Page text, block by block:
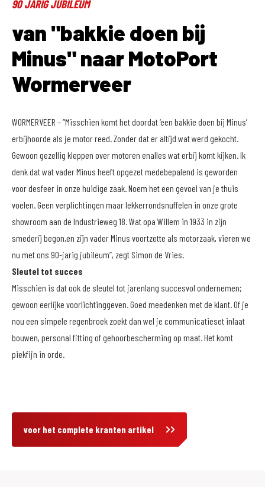
90 JARIG JUBILEUM
van "bakkie doen bij
Minus" naar MotoPort
Wormerveer
WORMERVEER – “Misschien komt het doordat ‘een bakkie doen bij Minus’
erbijhoorde als je motor reed. Zonder dat er altijd wat werd gekocht.
Gewoon gezellig kleppen over motoren enalles wat erbij komt kijken. Ik
denk dat wat vader Minus heeft opgezet medebepalend is geworden
voor desfeer in onze huidige zaak. Noem het een gevoel van je thuis
voelen. Geen verplichtingen maar lekkerrondsnuffelen in onze grote
showroom aan de Industrieweg 18. Wat opa Willem in 1933 in zijn
smederij begon,en zijn vader Minus voortzette als motorzaak, vieren we
nu met ons 90-jarig jubileum”, zegt Simon de Vries.
Sleutel tot succes
Misschien is dat ook de sleutel tot jarenlang succesvol ondernemen;
gewoon eerlijke voorlichtinggeven. Goed meedenken met de klant. Of je
nou een simpele regenbroek zoekt dan wel je communicatieset inlaat
bouwen, personal fitting of gehoorbescherming op maat. Het komt
piekfijn in orde.
voor het complete kranten artikel